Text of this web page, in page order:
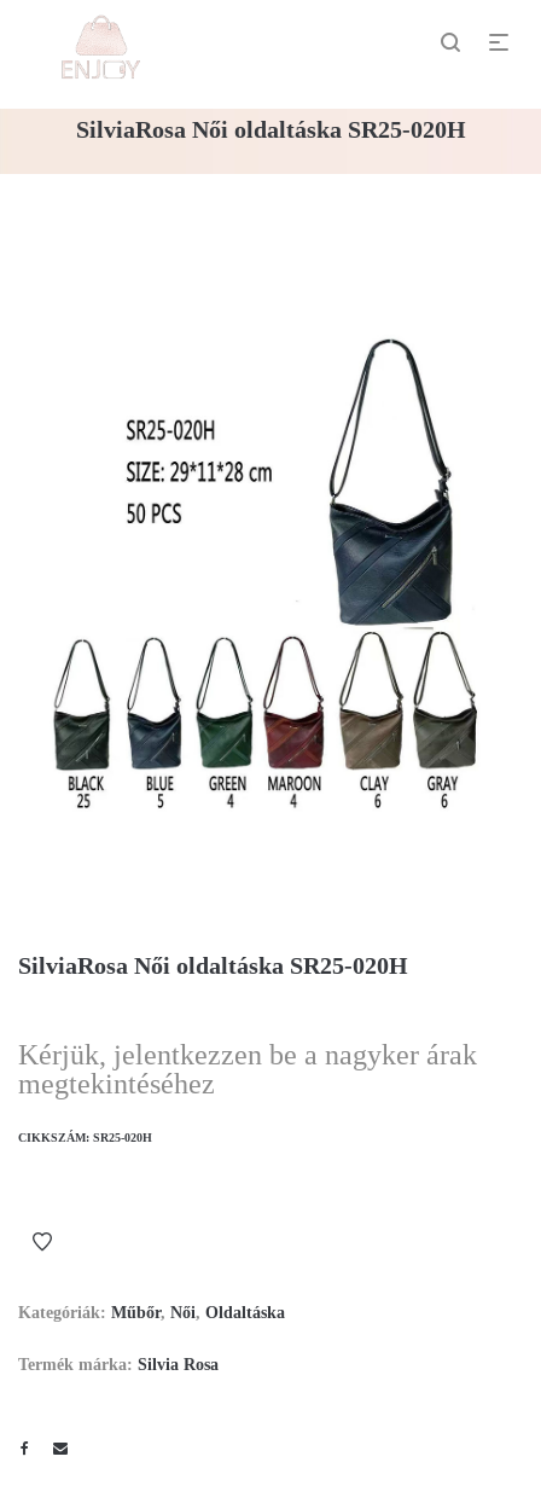
SilviaRosa Női oldaltáska SR25-020H
SilviaRosa Női oldaltáska SR25-020H
Kérjük, jelentkezzen be a nagyker árak
megtekintéséhez
CIKKSZÁM: SR25-020H
Kategóriák: Műbőr, Női, Oldaltáska
Termék márka: Silvia Rosa